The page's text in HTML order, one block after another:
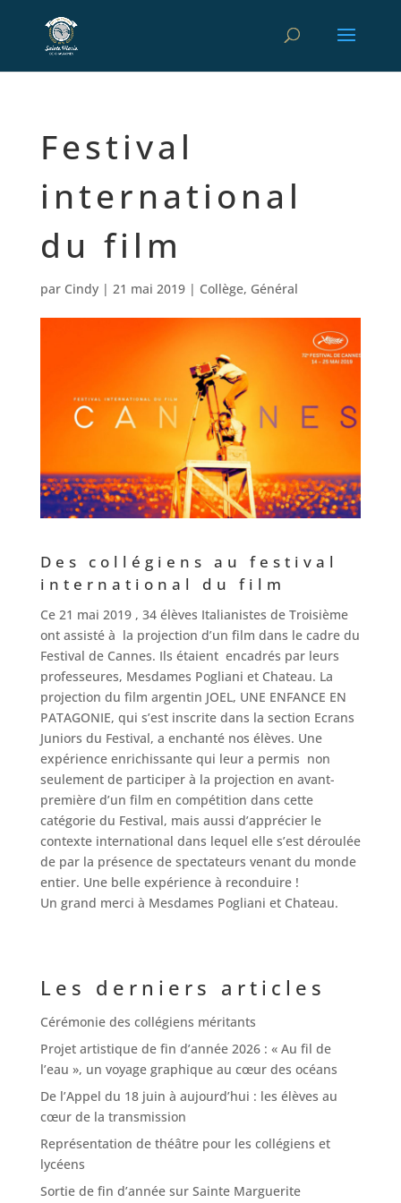
Festival
international
du film
par Cindy| 21 mai 2019| Collège, Général
Des collégiens au festival
international du film
Ce 21 mai 2019 , 34 élèves Italianistes de Troisième
ont assisté à la projection d’un film dans le cadre du
Festival de Cannes. Ils étaient encadrés par leurs
professeures, Mesdames Pogliani et Chateau. La
projection du film argentin JOEL, UNE ENFANCE EN
PATAGONIE, qui s’est inscrite dans la section Ecrans
Juniors du Festival, a enchanté nos élèves. Une
expérience enrichissante qui leur a permis non
seulement de participer à la projection en avant-
première d’un film en compétition dans cette
catégorie du Festival, mais aussi d’apprécier le
contexte international dans lequel elle s’est déroulée
de par la présence de spectateurs venant du monde
entier. Une belle expérience à reconduire !
Un grand merci à Mesdames Pogliani et Chateau.
Les derniers articles
Cérémonie des collégiens méritants
Projet artistique de fin d’année 2026 : « Au fil de
l’eau », un voyage graphique au cœur des océans
De l’Appel du 18 juin à aujourd’hui : les élèves au
cœur de la transmission
Représentation de théâtre pour les collégiens et
lycéens
Sortie de fin d’année sur Sainte Marguerite